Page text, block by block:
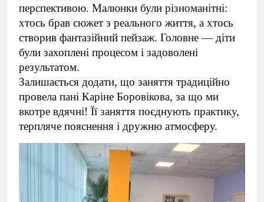
перспективою. Малюнки були різноманітні:
хтось брав сюжет з реального життя, а хтось
створив фантазійний пейзаж. Головне — діти
були захоплені процесом і задоволені
результатом.
Залишається додати, що заняття традиційно
провела пані Каріне Боровікова, за що ми
вкотре вдячні! Її заняття поєднують практику,
терпляче пояснення і дружню атмосферу.